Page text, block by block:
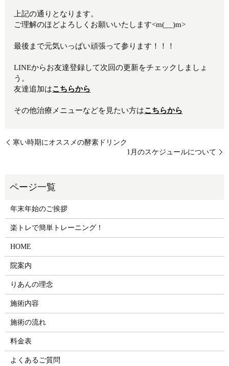
上記の通りとなります。
ご理解のほどよろしくお願いいたします<m(__)m>
最後まで元気いっぱい頑張って参ります！！！
LINEからお友達登録して次回の更新をチェックしましょ
う。
友達追加はこちらから
その他治療メニューなどを見たい方はこちらから
寒い時期にオススメの酵素ドリンク
1月のスケジュールについて
年末年始のご挨拶
楽トレで簡単トレーニング！
HOME
院案内
りあんの理念
施術内容
施術の流れ
料金表
よくあるご質問